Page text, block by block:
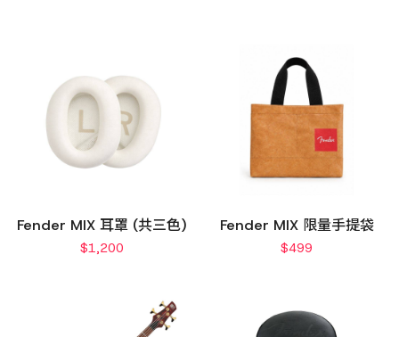
Fender MIX 耳罩 (共三色)
$1,200
Fender MIX 限量手提袋
$499